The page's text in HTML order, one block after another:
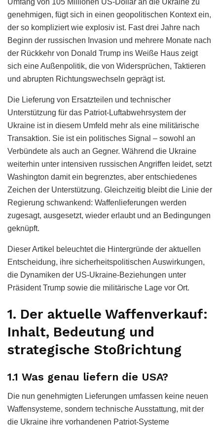
genehmigen, fügt sich in einen geopolitischen Kontext ein,
der so kompliziert wie explosiv ist. Fast drei Jahre nach
Beginn der russischen Invasion und mehrere Monate nach
der Rückkehr von Donald Trump ins Weiße Haus zeigt
sich eine Außenpolitik, die von Widersprüchen, Taktieren
und abrupten Richtungswechseln geprägt ist.
Die Lieferung von Ersatzteilen und technischer
Unterstützung für das Patriot-Luftabwehrsystem der
Ukraine ist in diesem Umfeld mehr als eine militärische
Transaktion. Sie ist ein politisches Signal – sowohl an
Verbündete als auch an Gegner. Während die Ukraine
weiterhin unter intensiven russischen Angriffen leidet, setzt
Washington damit ein begrenztes, aber entschiedenes
Zeichen der Unterstützung. Gleichzeitig bleibt die Linie der
Regierung schwankend: Waffenlieferungen werden
zugesagt, ausgesetzt, wieder erlaubt und an Bedingungen
geknüpft.
Dieser Artikel beleuchtet die Hintergründe der aktuellen
Entscheidung, ihre sicherheitspolitischen Auswirkungen,
die Dynamiken der US-Ukraine-Beziehungen unter
Präsident Trump sowie die militärische Lage vor Ort.
1. Der aktuelle Waffenverkauf:
Inhalt, Bedeutung und
strategische Stoßrichtung
1.1 Was genau liefern die USA?
Die nun genehmigten Lieferungen umfassen keine neuen
Waffensysteme, sondern technische Ausstattung, mit der
die Ukraine ihre vorhandenen Patriot-Systeme